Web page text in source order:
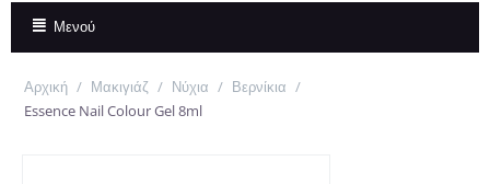
Μενού
Αρχική / Μακιγιάζ / Νύχια / Βερνίκια /
Essence Nail Colour Gel 8ml